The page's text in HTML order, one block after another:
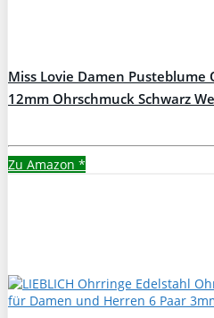
Miss Lovie Damen Pusteblume
12mm Ohrschmuck Schwarz
Zu Amazon *